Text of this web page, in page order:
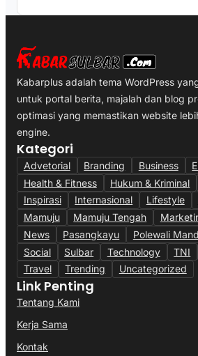
Kabarplus adalah tema WordPress
untuk portal berita, majalah dan blog
optimasi yang memastikan website
engine.
Kategori
Advetorial Branding Business
Health & Fitness
Hukum & Kriminal
Inspirasi
Internasional Lifestyle
Mamuju
Mamuju Tengah
News
Pasangkayu Polewali
Social
Sulbar Technology TNI
Travel
Trending Uncategorized
Link Penting
Tentang Kami
Kerja Sama
Kontak